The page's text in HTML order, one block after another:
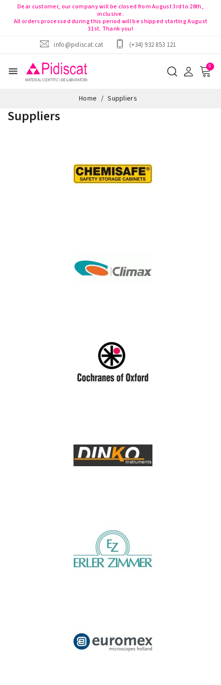
Dear customer, our company will be closed from August 3rd to 28th,
inclusive.
All orders processed during this period will be shipped starting August
31st. Thank you!
info@pidiscat.cat
(+34) 932 853 121
menu
Home Suppliers
Suppliers